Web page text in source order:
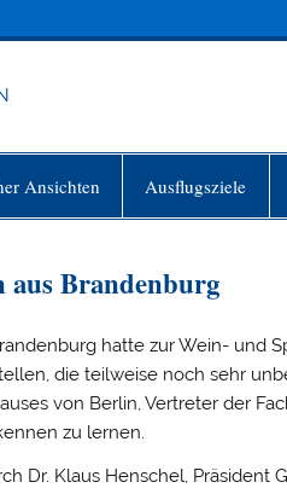
Ansichten Ausflugsziele
aus Brandenburg
hatte zur Wein- und
die teilweise noch sehr
von Berlin, Vertreter der
zu lernen.
Dr. Klaus Henschel, Präsident